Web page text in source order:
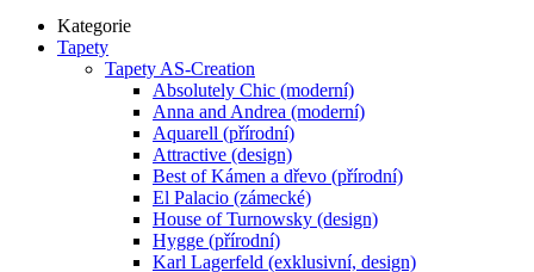
Kategorie
Tapety
Tapety AS-Creation
Absolutely Chic (moderní)
Anna and Andrea (moderní)
Aquarell (přírodní)
Attractive (design)
Best of Kámen a dřevo (přírodní)
El Palacio (zámecké)
House of Turnowsky (design)
Hygge (přírodní)
Karl Lagerfeld (exklusivní, design)